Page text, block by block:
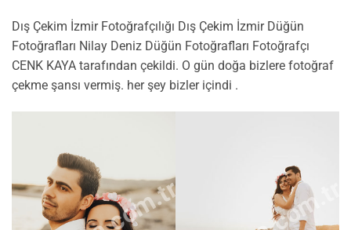
Dış Çekim İzmir Fotoğrafçılığı Dış Çekim İzmir Düğün
Fotoğrafları Nilay Deniz Düğün Fotoğrafları Fotoğrafçı
CENK KAYA tarafından çekildi. O gün doğa bizlere fotoğraf
çekme şansı vermiş. her şey bizler içindi .